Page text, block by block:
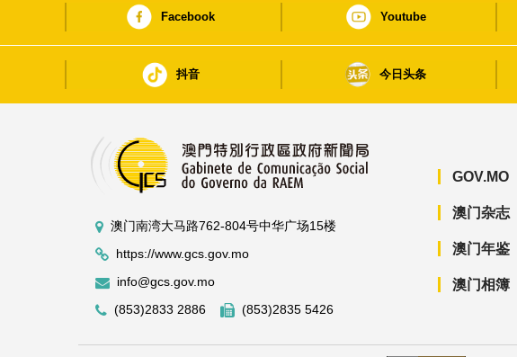
Facebook Youtube
抖音 今日头条
澳门南湾大马路762-804号中华广场15楼
https://www.gcs.gov.mo
info@gcs.gov.mo
(853)2833 2886
(853)2835 5426
GOV.MO
澳门杂志
澳门年鉴
澳门相簿